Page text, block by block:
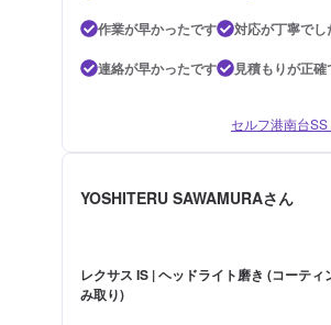
作業が早かったです
対応が丁寧でし
連絡が早かったです
見積もりが正確
セルフ港南台
YOSHITERU SAWAMURAさん
レクサス IS | ヘッドライト磨き (コーティ
み取り)